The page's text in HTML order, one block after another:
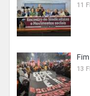
11
13